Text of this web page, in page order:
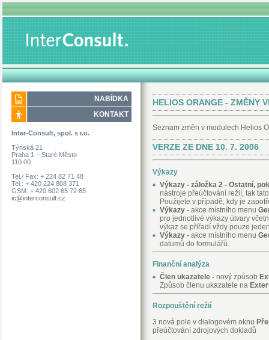
NABÍDKA
KONTAKT
Inter-Consult, spol. s r.o.
Týnská 21
Praha 1 – Staré Město
110 00
Tel./ Fax: + 224 82 71 48
Tel.: + 420 224 808 371
GSM: + 420 602 65 72 65
ic@interconsult.cz
HELIOS ORANGE - ZMĚNY
Seznam změn v modulech Helios
VERZE ZE DNE 10. 7. 2006
Výkazy
Výkazy - záložka 2 - Ostatní,
nástroje přeúčtování režií, tak
Použijete v případě, kdy je
Výkazy - akce místního menu
pro jednotlivé výkazy útvary
výkaz se přiřadí vždy pouze
Výkazy - akce místního menu
datumů do formulářů.
Finanční analýza
Člen ukazatele - nový způsob
Způsob členu ukazatele na
Rozpouštění režií
3 nová pole v dialogovém oknu
přeúčtování zdrojových dokladů